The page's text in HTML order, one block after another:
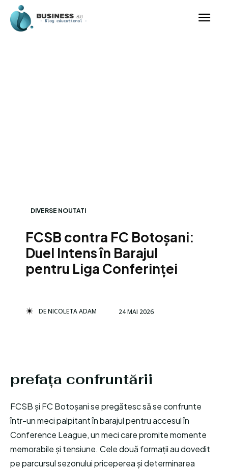
DIVERSE NOUTATI
FCSB contra FC Botoșani:
Duel Intens în Barajul
pentru Liga Conferinței
DENICOLETA ADAM 24 MAI 2026
prefața confruntării
FCSB și FC Botoșani se pregătesc să se confrunte
într-un meci palpitant în barajul pentru accesul în
Conference League, un meci care promite momente
memorabile și tensiune. Cele două formații au dovedit
pe parcursul sezonului priceperea și determinarea